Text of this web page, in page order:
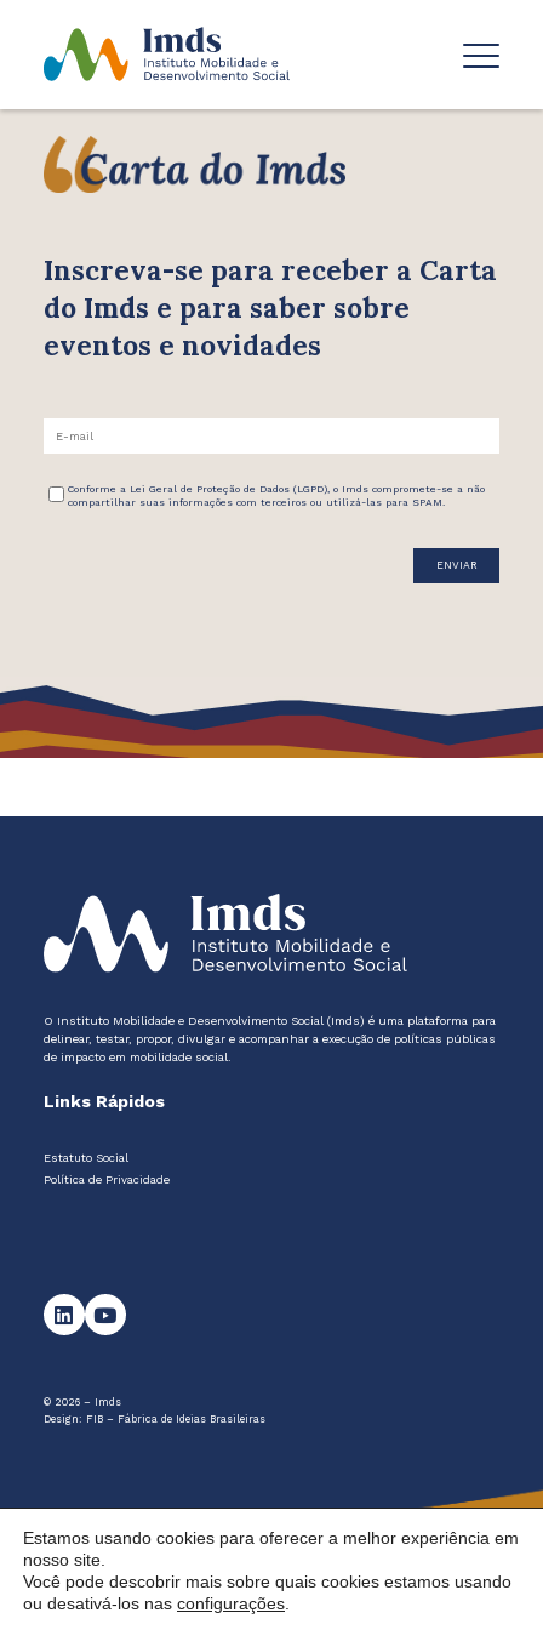
Inscreva-se para receber a Carta
do Imds e para saber sobre
eventos e novidades
Conforme a Lei Geral de Proteção de Dados (LGPD), o Imds compromete-se a não
compartilhar suas informações com terceiros ou utilizá-las para SPAM.
O Instituto Mobilidade e Desenvolvimento Social (Imds) é uma plataforma para
delinear, testar, propor, divulgar e acompanhar a execução de políticas públicas
de impacto em mobilidade social.
Links Rápidos
Estatuto Social
Política de Privacidade
© 2026 – Imds
Design: FIB – Fábrica de Ideias Brasileiras
Estamos usando cookies para oferecer a melhor experiência em
nosso site.
Você pode descobrir mais sobre quais cookies estamos usando
ou desativá-los nas configurações